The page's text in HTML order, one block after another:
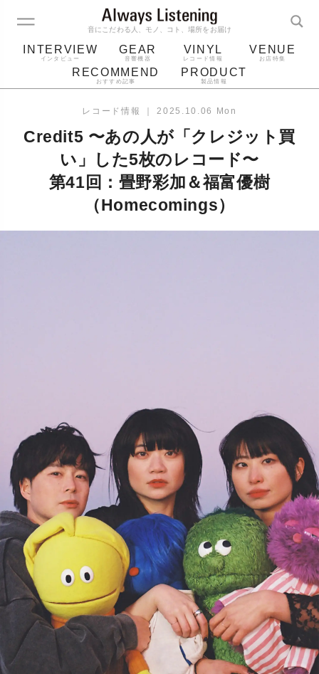
音にこだわる人、モノ、コト、場所をお届け
INTERVIEW
インタビュー
GEAR
音響機器
VINYL
レコード情報
VENUE
お店特集
RECOMMEND
おすすめ記事
PRODUCT
製品情報
ジャケット bluetooth
レコード針
レコード情報 ｜ 2025.10.06 Mon
Credit5 〜あの人が「クレジット買
い」した5枚のレコード〜
第41回：畳野彩加＆福富優樹
（Homecomings）